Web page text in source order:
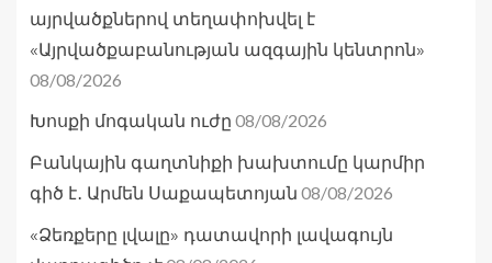
այրվածքներով տեղափոխվել է
«Այրվածքաբանության ազգային կենտրոն»
08/08/2026
Խոսքի մոգական ուժը 08/08/2026
Բանկային գաղտնիքի խախտումը կարմիր
գիծ է․ Արմեն Սաքապետոյան 08/08/2026
«Ձեռքերը լվալը» դատավորի լավագույն